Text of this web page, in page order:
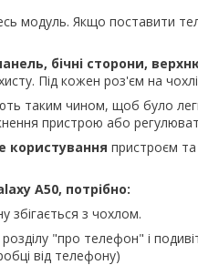
модуль. Якщо поставити
бічні сторони,
Під кожен роз'єм на
таким чином, щоб було
пристрою або
користування пристроєм
A50, потрібно:
з чохлом.
"про телефон" і
від телефону)